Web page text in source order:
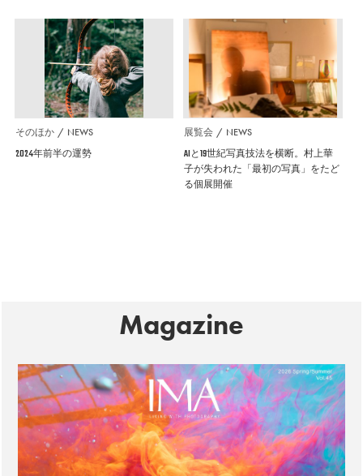
そのほか NEWS
2024年前半の運勢
展覧会 NEWS
AIと19世紀写真技法を横断。村上華
子が失われた「最初の写真」をたど
る個展開催
Magazine